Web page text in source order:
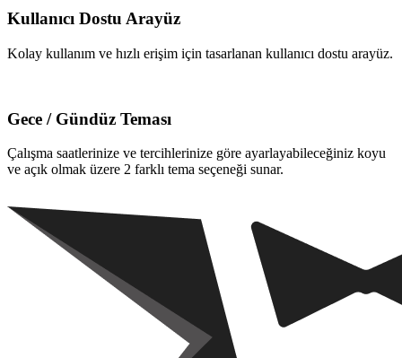
Kullanıcı Dostu Arayüz
Kolay kullanım ve hızlı erişim için tasarlanan kullanıcı dostu arayüz.
Gece / Gündüz Teması
Çalışma saatlerinize ve tercihlerinize göre ayarlayabileceğiniz koyu
ve açık olmak üzere 2 farklı tema seçeneği sunar.